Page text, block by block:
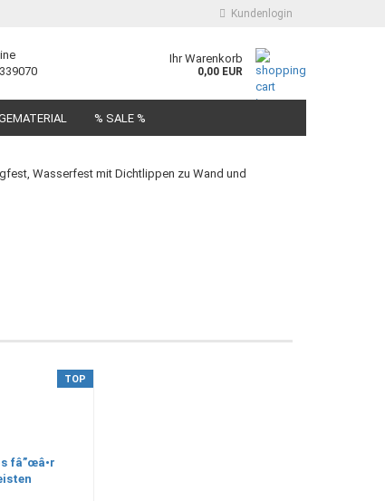
Kundenlogin
Ihr Warenkorb
0,00 EUR
% SALE %
Wasserfest mit Dichtlippen zu Wand und
TOP